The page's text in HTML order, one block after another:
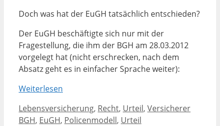
Doch was hat der EuGH tatsächlich entschieden?
Der EuGH beschäftigte sich nur mit der
Fragestellung, die ihm der BGH am 28.03.2012
vorgelegt hat (nicht erschrecken, nach dem
Absatz geht es in einfacher Sprache weiter):
Weiterlesen
Kategorien
Lebensversicherung, Recht, Urteil, Versicherer
BGH, EuGH, Policenmodell, Urteil